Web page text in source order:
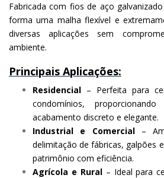
Fabricada com fios de aço
forma uma malha flexível e
diversas aplicações sem
ambiente.
Principais Aplicações:
Residencial – Perfeita para
condomínios,
acabamento discreto e elegante.
Industrial e Comercial–
delimitação de fábricas, galpões
patrimônio com eficiência.
Agrícola e Rural– Ideal para